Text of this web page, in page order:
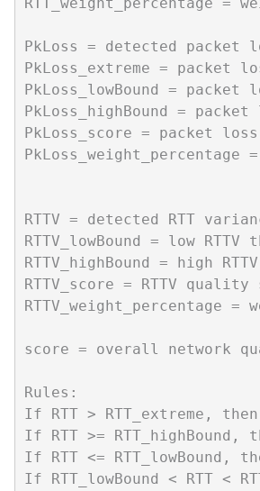
PkLoss = detected packet
PkLoss_extreme = packet
PkLoss_lowBound =
PkLoss_highBound =
PkLoss_score = packet
RTTV = detected RTT
RTTV_lowBound = low RTTV
RTTV_highBound = high
RTTV_score = RTTV quality
RTTV_weight_percentage
score = overall network
Rules:
If RTT > RTT_extreme,
If RTT >= RTT_highBound,
If RTT <= RTT_lowBound,
If RTT_lowBound < RTT <